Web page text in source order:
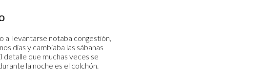
al levantarse notaba congestión,
días y cambiaba las sábanas
detalle que muchas veces se
la noche es el colchón.